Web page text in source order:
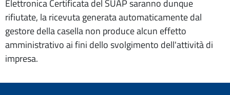
Elettronica Certificata del SUAP saranno dunque
rifiutate, la ricevuta generata automaticamente dal
gestore della casella non produce alcun effetto
amministrativo ai fini dello svolgimento dell'attività di
impresa.